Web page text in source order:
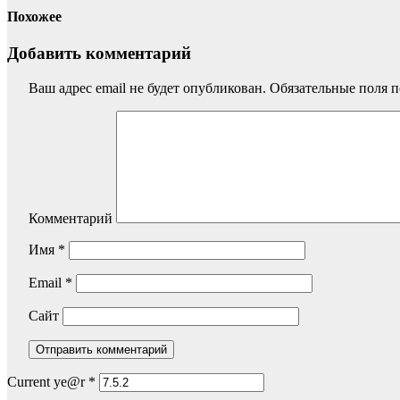
Похожее
Добавить комментарий
Ваш адрес email не будет опубликован. Обязательные поля
Комментарий
Имя *
Email *
Сайт
Current ye@r *